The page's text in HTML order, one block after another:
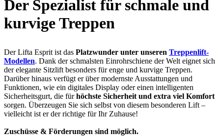
Der Spezialist für schmale und
kurvige Treppen
Der Lifta Esprit ist das Platzwunder unter unseren Treppenlift-
Modellen. Dank der schmalsten Einrohrschiene der Welt eignet sich
der elegante Sitzlift besonders für enge und kurvige Treppen.
Darüber hinaus verfügt er über modernste Ausstattungen und
Funktionen, wie ein digitales Display oder einen intelligenten
Sicherheitsgurt, die fürhöchste Sicherheit und extra viel Komfort
sorgen. Überzeugen Sie sich selbst von diesem besonderen Lift –
vielleicht ist er der richtige für Ihr Zuhause!
Zuschüsse & Förderungen sind möglich.